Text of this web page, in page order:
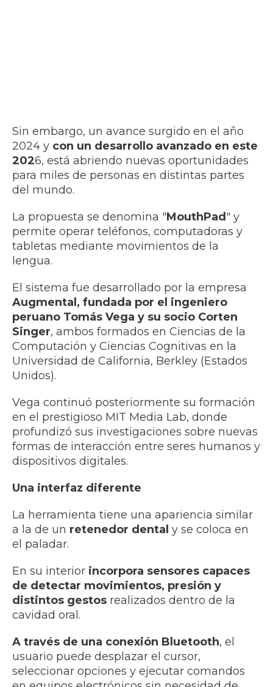
Sin embargo, un avance surgido en el año
2024 y con un desarrollo avanzado en este
2026, está abriendo nuevas oportunidades
para miles de personas en distintas partes
del mundo.
La propuesta se denomina "MouthPad" y
permite operar teléfonos, computadoras y
tabletas mediante movimientos de la
lengua.
El sistema fue desarrollado por la empresa
Augmental, fundada por el ingeniero
peruano Tomás Vega y su socio Corten
Singer, ambos formados en Ciencias de la
Computación y Ciencias Cognitivas en la
Universidad de California, Berkley (Estados
Unidos).
Vega continuó posteriormente su formación
en el prestigioso MIT Media Lab, donde
profundizó sus investigaciones sobre nuevas
formas de interacción entre seres humanos y
dispositivos digitales.
Una interfaz diferente
La herramienta tiene una apariencia similar
a la de un retenedor dental y se coloca en
el paladar.
En su interior incorpora sensores capaces
de detectar movimientos, presión y
distintos gestos realizados dentro de la
cavidad oral.
A través de una conexión Bluetooth, el
usuario puede desplazar el cursor,
seleccionar opciones y ejecutar comandos